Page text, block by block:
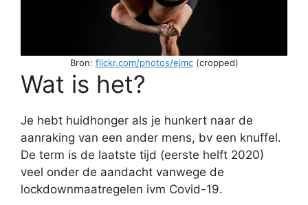
Bron: flickr.com/photos/ejmc(cropped)
Wat is het?
Je hebt huidhonger als je hunkert naar de
aanraking van een ander mens, bv een knuffel.
De term is de laatste tijd (eerste helft 2020)
veel onder de aandacht vanwege de
lockdownmaatregelen ivm Covid-19.